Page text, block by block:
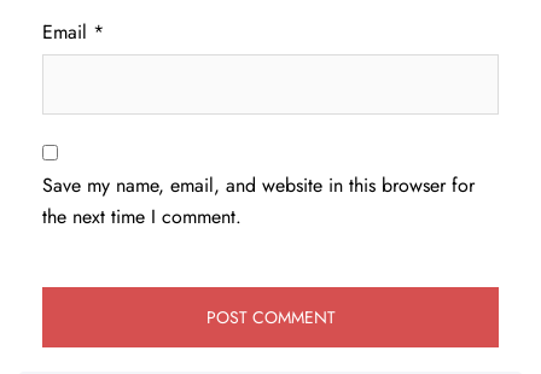
Email *
Save my name, email, and website in this browser for
the next time I comment.